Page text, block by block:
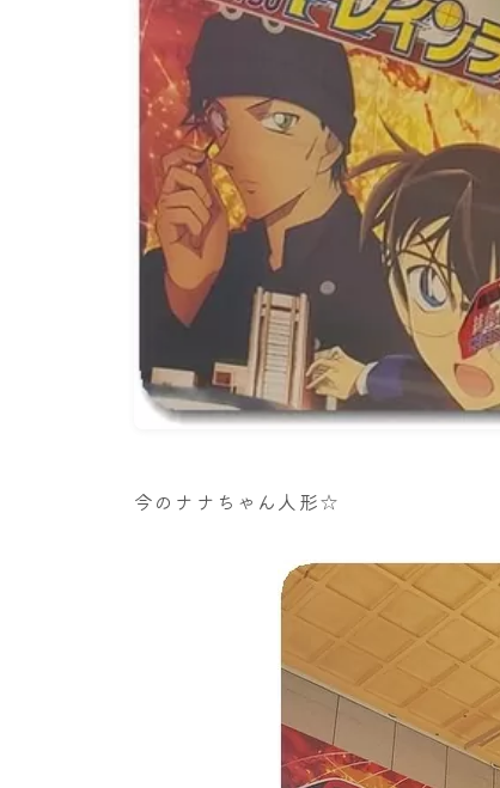
今のナナちゃん人形☆